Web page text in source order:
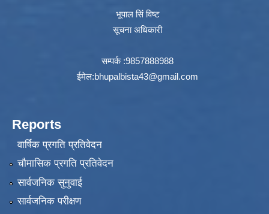
भूपाल सिं विष्ट
सूचना अधिकारी
सम्पर्क :9857888988
ईमेल:bhupalbista43@gmail.com
Reports
वार्षिक प्रगति प्रतिवेदन
चौमासिक प्रगति प्रतिवेदन
सार्वजनिक सुनुवाई
सार्वजनिक परीक्षण